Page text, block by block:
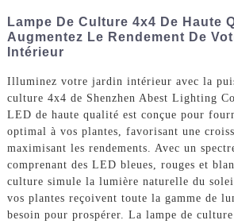
Lampe De Culture 4x4 De Haute
Augmentez Le Rendement De
Intérieur
Illuminez votre jardin intérieur avec la
culture 4x4 de Shenzhen Abest Lighting
LED de haute qualité est conçue pour
optimal à vos plantes, favorisant une
maximisant les rendements. Avec un
comprenant des LED bleues, rouges et
culture simule la lumière naturelle du
vos plantes reçoivent toute la gamme de
besoin pour prospérer. La lampe de